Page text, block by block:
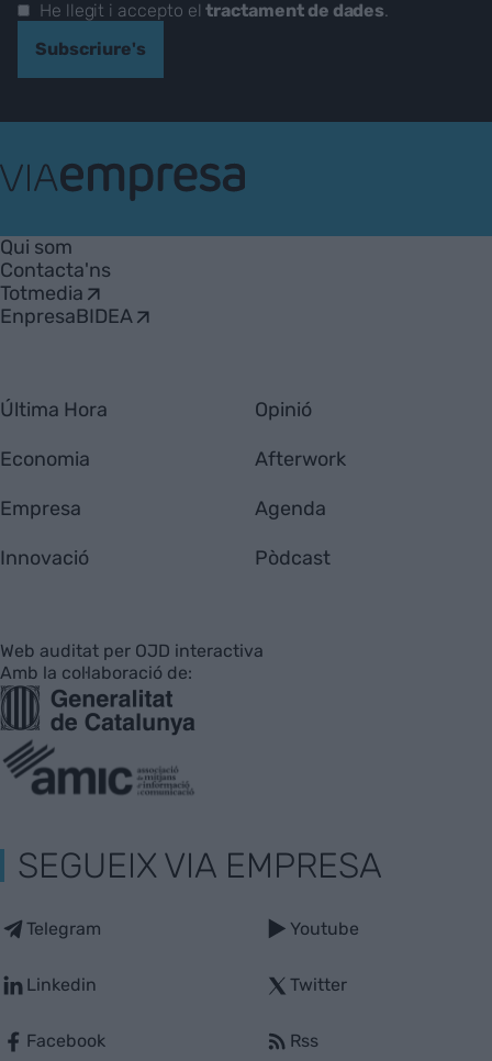
He llegit i accepto eltractament de dades.
Subscriure's
Empresa
Qui som
Contacta'ns
Totmedia
EnpresaBIDEA
Última Hora
Economia
Empresa
Innovació
Opinió
Afterwork
Agenda
Pòdcast
Web auditat per OJD interactiva
Amb la col·laboració de:
SEGUEIX VIA EMPRESA
Telegram
Linkedin
Facebook
Youtube
Twitter
Rss